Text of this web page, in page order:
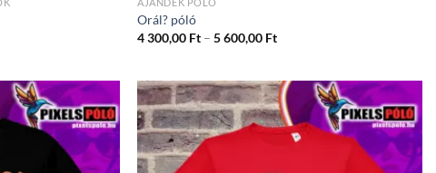
Ft
Orál? póló
4 300,00 Ft – 5 600,00 FtÁrtartomány:
5
600,00 Ft